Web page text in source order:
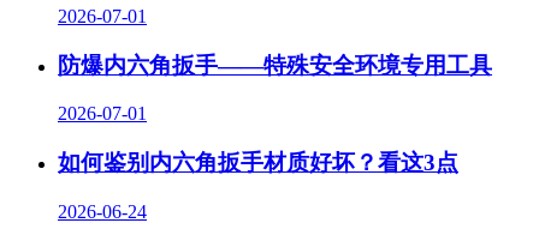
2026-07-01
防爆内六角扳手——特殊安全环境专用工具
2026-07-01
如何鉴别内六角扳手材质好坏？看这3点
2026-06-24